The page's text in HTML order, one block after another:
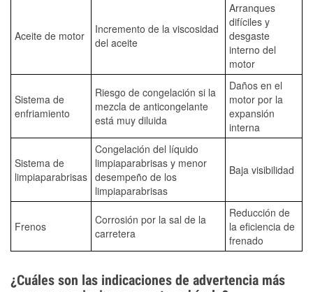
Aceite de motor
Incremento de la viscosidad
del aceite
Arranques
difíciles y
desgaste
interno del
motor
Sistema de
enfriamiento
Riesgo de congelación si la
mezcla de anticongelante
está muy diluida
Daños en el
motor por la
expansión
interna
Sistema de
limpiaparabrisas
Congelación del líquido
limpiaparabrisas y menor
desempeño de los
limpiaparabrisas
Baja visibilidad
Frenos
Corrosión por la sal de la
carretera
Reducción de
la eficiencia de
frenado
¿Cuáles son las indicaciones de advertencia más